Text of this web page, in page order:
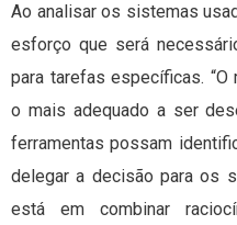
Ao analisar os sistemas
esforço que será
para tarefas específicas.
o mais adequado a ser
ferramentas possam
delegar a decisão para os
está em combinar